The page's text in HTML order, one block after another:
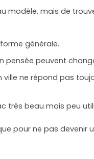
modèle, mais de
générale.
peuvent
ville ne répond pas
très beau mais peu
pour ne pas devenir